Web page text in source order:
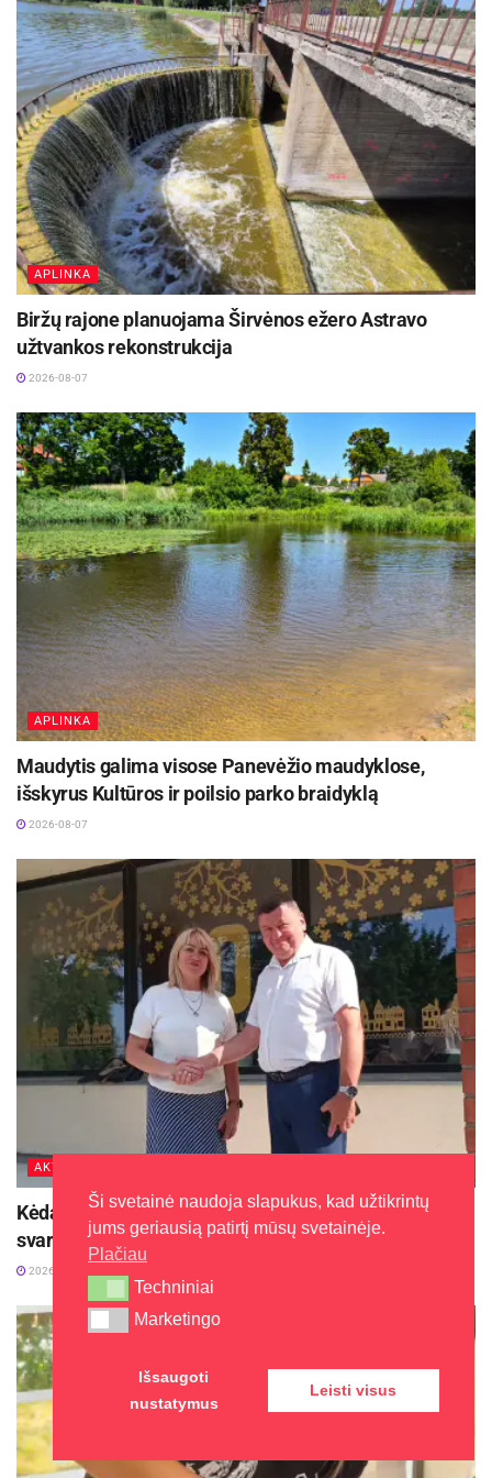
Aktualios naujienos
Kauno žaliosios erdvės džiugina nuo pirmųjų
pavasario žiedų iki rudens sezono pabaigos
2026-08-07
Europos sveikatos draudimo kortelę gali pakeisti
sertifikatas
2026-08-07
Šaltinis: Kauno rajono savivaldybė
APLINKA
Biržų rajone planuojama Širvėnos ežero Astravo
užtvankos rekonstrukcija
2026-08-07
APLINKA
Maudytis galima visose Panevėžio maudyklose,
išskyrus Kultūros ir poilsio parko braidyklą
2026-08-07
AKTUALIJOS
Kėdainių Senamiesčio progimnazija ruošiasi
svarbiems pokyčiams
2026-08-07
Ši svetainė naudoja slapukus, kad užtikrintų
jums geriausią patirtį mūsų svetainėje.
Plačiau
Techniniai
Techniniai
Marketingo
Marketingo
Išsaugoti
nustatymus
Leisti visus